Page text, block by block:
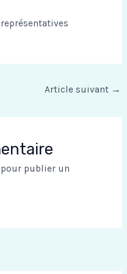
Article suivant →
publier un